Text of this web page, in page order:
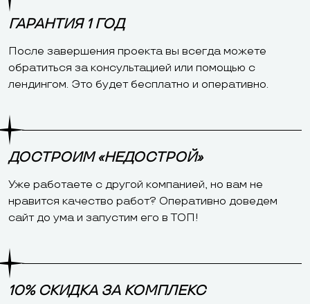
ГАРАНТИЯ 1 ГОД
После завершения проекта вы всегда можете
обратиться за консультацией или помощью с
лендингом. Это будет бесплатно и оперативно.
ДОСТРОИМ «НЕДОСТРОЙ»
Уже работаете с другой компанией, но вам не
нравится качество работ? Оперативно доведем
сайт до ума и запустим его в ТОП!
10% СКИДКА ЗА КОМПЛЕКС